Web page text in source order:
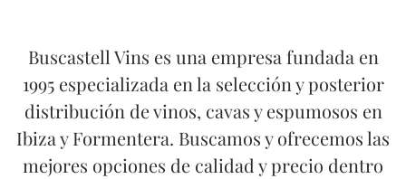
Buscastell Vins es una empresa fundada en
1995 especializada en la selección y posterior
distribución de vinos, cavas y espumosos en
Ibiza y Formentera. Buscamos y ofrecemos las
mejores opciones de calidad y precio dentro